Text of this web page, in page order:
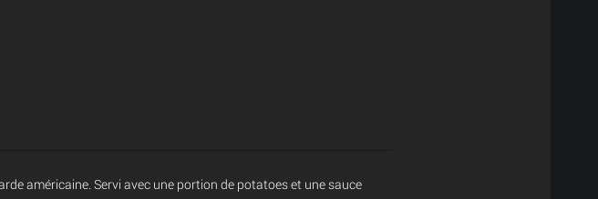
américaine. Servi avec une portion de potatoes et une sauce